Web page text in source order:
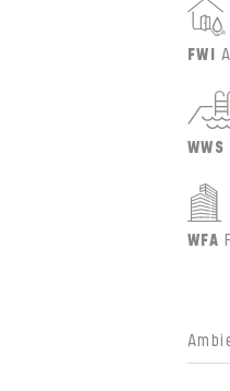
FWI
WWS
WFA